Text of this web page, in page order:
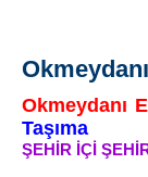
Okmeydanı
Taşıma
ŞEHİR İÇİ